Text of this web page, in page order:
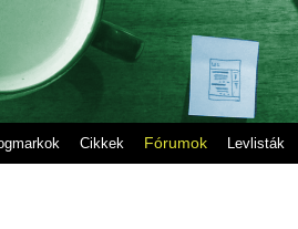
Cikkek Fórumok Levlisták